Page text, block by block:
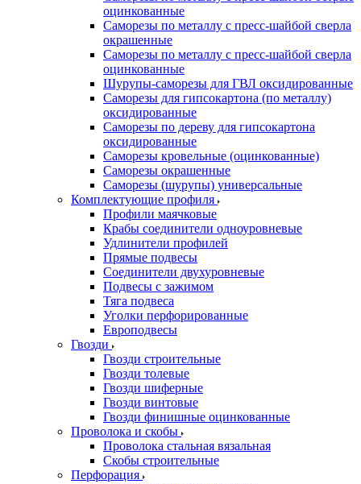
оцинкованные
Саморезы по металлу с пресс-шайбой сверла
окрашенные
Саморезы по металлу с пресс-шайбой сверла
оцинкованные
Шурупы-саморезы для ГВЛ оксидированные
Саморезы для гипсокартона (по металлу)
оксидированные
Саморезы по дереву для гипсокартона
оксидированные
Саморезы кровельные (оцинкованные)
Саморезы окрашенные
Саморезы (шурупы) универсальные
Комплектующие профиля
Профили маячковые
Крабы соединители одноуровневые
Удлинители профилей
Прямые подвесы
Соединители двухуровневые
Подвесы с зажимом
Тяга подвеса
Уголки перфорированные
Европодвесы
Гвозди
Гвозди строительные
Гвозди толевые
Гвозди шиферные
Гвозди винтовые
Гвозди финишные оцинкованные
Проволока и скобы
Проволока стальная вязальная
Скобы строительные
Перфорация